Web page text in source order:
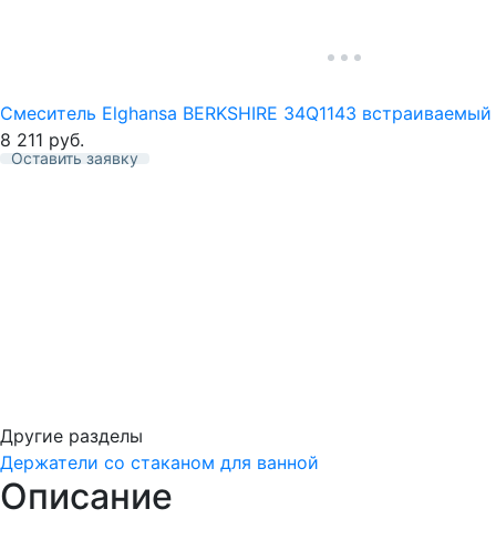
Смеситель Elghansa BERKSHIRE 34Q1143
8 211 руб.
Оставить заявку
Другие разделы
Держатели со стаканом для ванной
Описание